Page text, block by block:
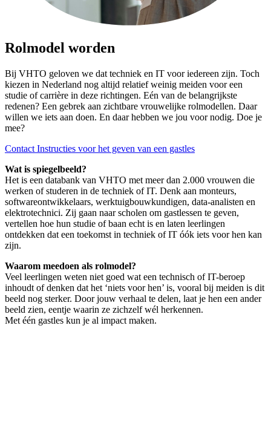
Rolmodel worden
Bij VHTO geloven we dat techniek en IT voor iedereen zijn. Toch
kiezen in Nederland nog altijd relatief weinig meiden voor een
studie of carrière in deze richtingen. Eén van de belangrijkste
redenen? Een gebrek aan zichtbare vrouwelijke rolmodellen. Daar
willen we iets aan doen. En daar hebben we jou voor nodig. Doe je
mee?
Contact Instructies voor het geven van een gastles
Wat is spiegelbeeld?
Het is een databank van VHTO met meer dan 2.000 vrouwen die
werken of studeren in de techniek of IT. Denk aan monteurs,
softwareontwikkelaars, werktuigbouwkundigen, data-analisten en
elektrotechnici. Zij gaan naar scholen om gastlessen te geven,
vertellen hoe hun studie of baan echt is en laten leerlingen
ontdekken dat een toekomst in techniek of IT óók iets voor hen kan
zijn.
Waarom meedoen als rolmodel?
Veel leerlingen weten niet goed wat een technisch of IT-beroep
inhoudt of denken dat het ‘niets voor hen’ is, vooral bij meiden is dit
beeld nog sterker. Door jouw verhaal te delen, laat je hen een ander
beeld zien, eentje waarin ze zichzelf wél herkennen.
Met één gastles kun je al impact maken.